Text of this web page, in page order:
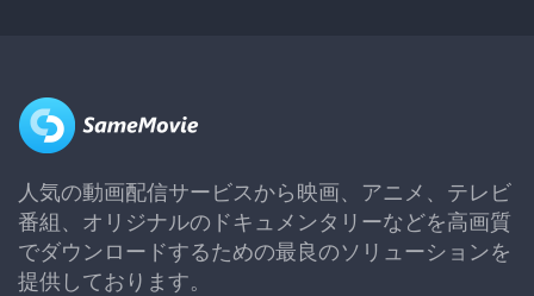
人気の動画配信サービスから映画、アニメ、テレビ
番組、オリジナルのドキュメンタリーなどを高画質
でダウンロードするための最良のソリューションを
提供しております。